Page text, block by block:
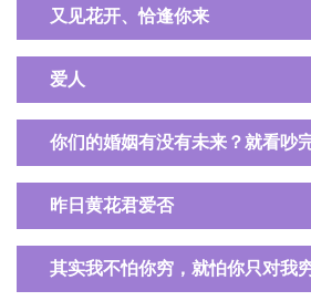
又见花开、恰逢你来
爱人
你们的婚姻有没有未来？就看吵
昨日黄花君爱否
其实我不怕你穷，就怕你只对我